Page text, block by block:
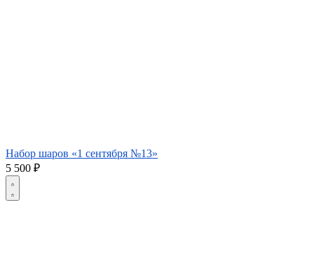
Набор шаров «1 сентября №13»
5 500 ₽